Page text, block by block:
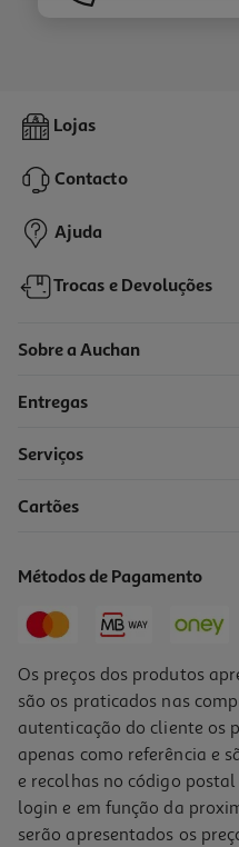
Lojas
Contacto
Ajuda
Trocas e Devoluções
Sobre a Auchan
Entregas
Serviços
Cartões
Métodos de Pagamento
Os preços dos produtos
são os praticados nas
autenticação do cliente os
apenas como referência e
e recolhas no código
login e em função da
serão apresentados os